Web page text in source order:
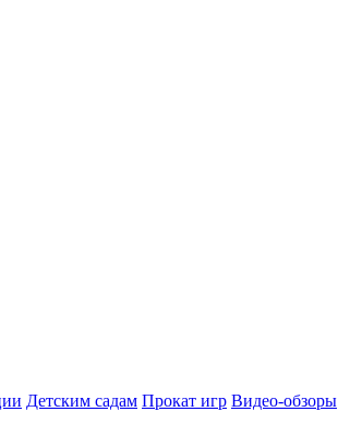
Детским садам Прокат игр Видео-обзоры